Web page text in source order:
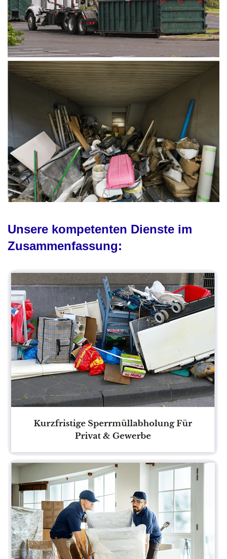
Unsere kompetenten Dienste im
Zusammenfassung: